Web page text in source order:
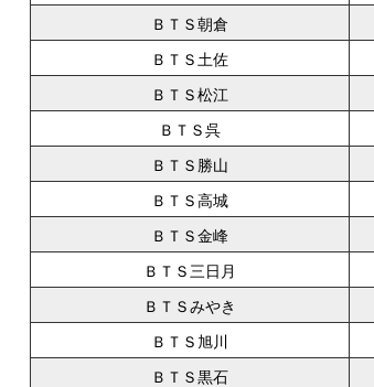
ＢＴＳ朝倉
ＢＴＳ土佐
ＢＴＳ松江
ＢＴＳ呉
ＢＴＳ勝山
ＢＴＳ高城
ＢＴＳ金峰
ＢＴＳ三日月
ＢＴＳみやき
ＢＴＳ旭川
ＢＴＳ黒石